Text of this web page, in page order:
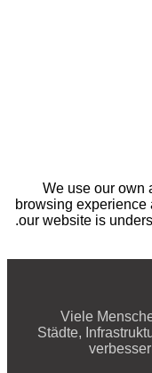
We use our own
browsing experience
our website is
.
Viele
Städte,